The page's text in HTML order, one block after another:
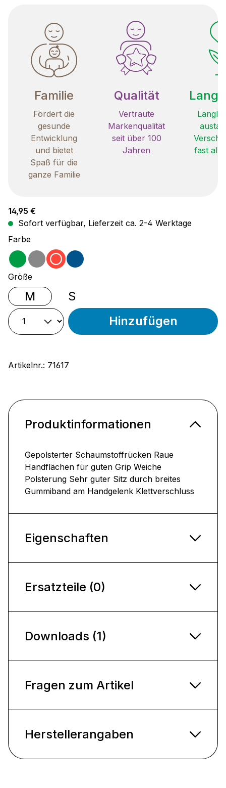
Familie
Fördert die
gesunde
Entwicklung
und bietet
Spaß für die
ganze Familie
Qualität
Vertraute
Markenqualität
seit über 100
Jahren
fast
Regulärer Preis:
14,95 €
Sofort verfügbar, Lieferzeit ca. 2-4 Werktage
Farbeauswählen
grüngraurot blau
Größeauswählen
M
S
Hinzufügen
Artikelnr.: 71617
Produktinformationen
Gepolsterter Schaumstoffrücken Raue
Handflächen für guten Grip Weiche
Polsterung Sehr guter Sitz durch breites
Gummiband am Handgelenk Klettverschluss
Eigenschaften
Ersatzteile (0)
Downloads (1)
Fragen zum Artikel
Herstellerangaben